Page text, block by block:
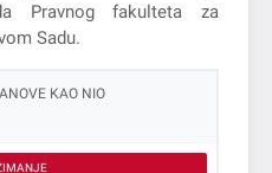
Pravnog fakulteta za
Sadu.
KAO NIO